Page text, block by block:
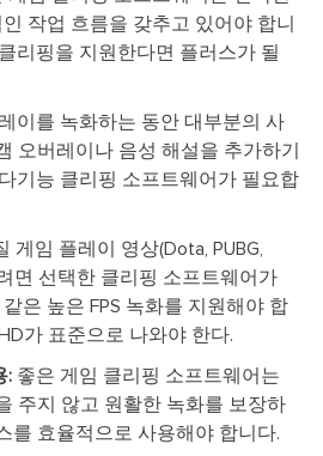
작업 흐름을 갖추고 있어야 합니
리핑을 지원한다면 플러스가 될
이를 녹화하는 동안 대부분의 사
오버레이나 음성 해설을 추가하기
기능 클리핑 소프트웨어가 필요합
게임 플레이 영상(Dota, PUBG,
면 선택한 클리핑 소프트웨어가
같은 높은 FPS 녹화를 지원해야 합
가 표준으로 나와야 한다.
:좋은 게임 클리핑 소프트웨어는
주지 않고 원활한 녹화를 보장하
를 효율적으로 사용해야 합니다.